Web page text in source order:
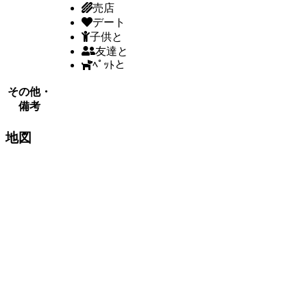
売店
デート
子供と
友達と
ﾍﾟｯﾄと
その他・
備考
地図